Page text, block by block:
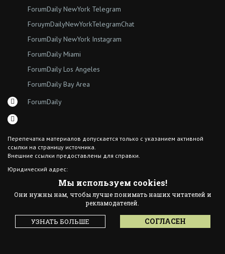
ForumDaily NewYork Telegram
ForuymDailyNewYorkTelegramChat
ForumDaily NewYork Instagram
ForumDaily Miami
ForumDaily Los Angeles
ForumDaily Bay Area
ForumDaily
Перепечатка материалов допускается только с указанием активной
ссылки на страницу источника.
Внешние ссылки предоставлены для справки.
Юридический адрес:
Brooklyn NY 11204
© 2015 ForumDaily inc.
Designed By иskra*
Мы используем cookies!
Они нужны нам, чтобы лучше понимать наших читателей и
рекламодателей.
УЗНАТЬ БОЛЬШЕ СОГЛАСЕН